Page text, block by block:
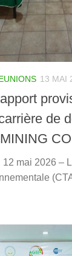
13 MAI
de
12 mai 2026 –